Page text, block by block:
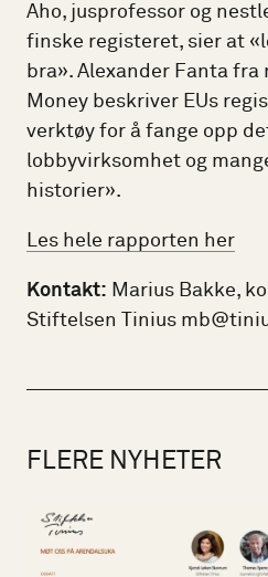
Aho, jusprofessor og
finske registeret, sier at
bra». Alexander Fanta
Money beskriver EUs
verktøy for å fange opp
lobbyvirksomhet og
historier».
Les hele rapporten her
Kontakt: Marius Bakke,
Stiftelsen Tinius
FLERE NYHETER